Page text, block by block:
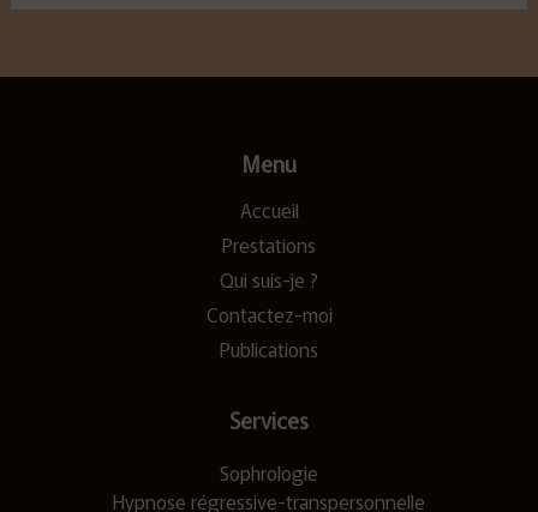
Menu
Accueil
Prestations
Qui suis-je ?
Contactez-moi
Publications
Services
Sophrologie
Hypnose régressive-transpersonnelle